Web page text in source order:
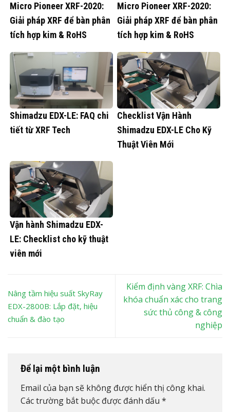
Micro Pioneer XRF-2020:
Giải pháp XRF để bàn phân
tích hợp kim & RoHS
Micro Pioneer XRF-2020:
Giải pháp XRF để bàn phân
tích hợp kim & RoHS
Shimadzu EDX-LE: FAQ chi
tiết từ XRF Tech
Checklist Vận Hành
Shimadzu EDX-LE Cho Kỹ
Thuật Viên Mới
Vận hành Shimadzu EDX-
LE: Checklist cho kỹ thuật
viên mới
Nâng tầm hiệu suất SkyRay
EDX-2800B: Lắp đặt, hiệu
chuẩn & đào tạo
Kiểm định vàng XRF: Chìa
khóa chuẩn xác cho trang
sức thủ công & công
nghiệp
Để lại một bình luận
Email của bạn sẽ không được hiển thị công khai.
Các trường bắt buộc được đánh dấu *